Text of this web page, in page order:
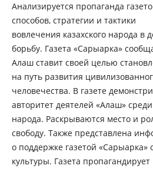
Анализируется пропаганда
способов, стратегии и тактики
вовлечения казахского народа в
борьбу. Газета «Сарыарка»
Алаш ставит своей целью
на путь развития
человечества. В газете
авторитет деятелей «Алаш» среди
народа. Раскрываются место и
свободу. Также представлена
о поддержке газетой «Сарыарка»
культуры. Газета пропагандирует